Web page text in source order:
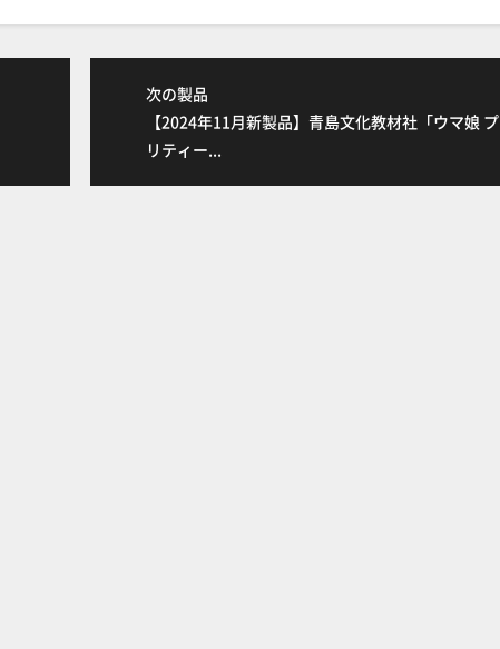
e
k
次の製品
【2024年11月新製品】青島文化教材社「ウマ娘 プ
リティー...